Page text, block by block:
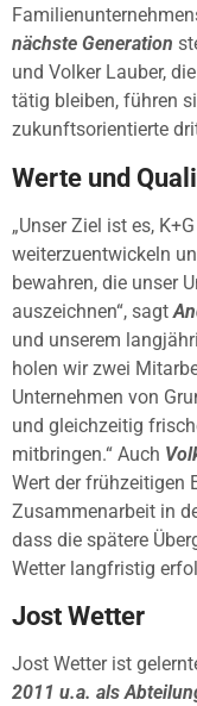
nächste Generation
und Volker Lauber, die
tätig bleiben, führen
zukunftsorientierte
Werte und
„Unser Ziel ist es,
weiterzuentwickeln
bewahren, die unser
auszeichnen“, sagt
und unserem
holen wir zwei
Unternehmen von
und gleichzeitig
mitbringen.“ Auch
Wert der frühzeitigen
Zusammenarbeit in
dass die spätere
Wetter langfristig
Jost Wetter
Jost Wetter ist
2011 u.a. als